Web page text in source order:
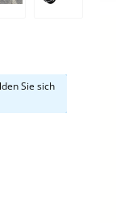
Sie sich